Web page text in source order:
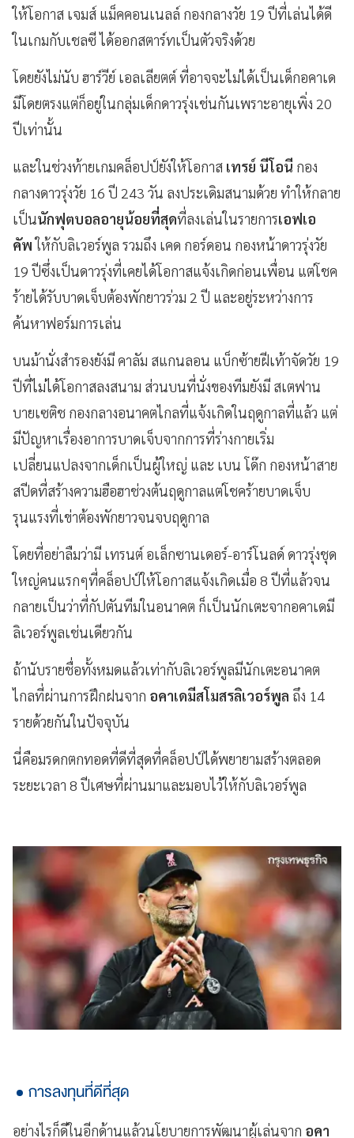
ให้โอกาส เจมส์ แม็คคอนเนลล์ กองกลางวัย 19 ปีที่เล่นได้ดี
ในเกมกับเชลซี ได้ออกสตาร์ทเป็นตัวจริงด้วย
โดยยังไม่นับ ฮาร์วีย์ เอลเลียตต์ ที่อาจจะไม่ได้เป็นเด็กอคาเด
มีโดยตรงแต่ก็อยู่ในกลุ่มเด็กดาวรุ่งเช่นกันเพราะอายุเพิ่ง 20
ปีเท่านั้น
และในช่วงท้ายเกมคล็อปป์ยังให้โอกาส เทรย์ นีโอนี กอง
กลางดาวรุ่งวัย 16 ปี 243 วัน ลงประเดิมสนามด้วย ทำให้กลาย
เป็นนักฟุตบอลอายุน้อยที่สุดที่ลงเล่นในรายการเอฟเอ
คัพให้กับลิเวอร์พูล รวมถึง เคด กอร์ดอน กองหน้าดาวรุ่งวัย
19 ปีซึ่งเป็นดาวรุ่งที่เคยได้โอกาสแจ้งเกิดก่อนเพื่อน แต่โชค
ร้ายได้รับบาดเจ็บต้องพักยาวร่วม 2 ปี และอยู่ระหว่างการ
ค้นหาฟอร์มการเล่น
บนม้านั่งสำรองยังมี คาลัม สแกนลอน แบ็กซ้ายฝีเท้าจัดวัย 19
ปีที่ไม่ได้โอกาสลงสนาม ส่วนบนที่นั่งของทีมยังมี สเตฟาน
บายเซติช กองกลางอนาคตไกลที่แจ้งเกิดในฤดูกาลที่แล้ว แต่
มีปัญหาเรื่องอาการบาดเจ็บจากการที่ร่างกายเริ่ม
เปลี่ยนแปลงจากเด็กเป็นผู้ใหญ่ และ เบน โด๊ก กองหน้าสาย
สปีดที่สร้างความฮือฮาช่วงต้นฤดูกาลแต่โชคร้ายบาดเจ็บ
รุนแรงที่เข่าต้องพักยาวจนจบฤดูกาล
โดยที่อย่าลืมว่ามี เทรนต์ อเล็กซานเดอร์-อาร์โนลด์ ดาวรุ่งชุด
ใหญ่คนแรกๆที่คล็อปป์ให้โอกาสแจ้งเกิดเมื่อ 8 ปีที่แล้วจน
กลายเป็นว่าที่กัปตันทีมในอนาคต ก็เป็นนักเตะจากอคาเดมี
ลิเวอร์พูลเช่นเดียวกัน
ถ้านับรายชื่อทั้งหมดแล้วเท่ากับลิเวอร์พูลมีนักเตะอนาคต
ไกลที่ผ่านการฝึกฝนจาก อคาเดมีสโมสรลิเวอร์พูล ถึง 14
รายด้วยกันในปัจจุบัน
นี่คือมรดกตกทอดที่ดีที่สุดที่คล็อปป์ได้พยายามสร้างตลอด
ระยะเวลา 8 ปีเศษที่ผ่านมาและมอบไว้ให้กับลิเวอร์พูล
การลงทุนที่ดีที่สุด
อย่างไรก็ดีในอีกด้านแล้วนโยบายการพัฒนาผู้เล่นจาก อคา